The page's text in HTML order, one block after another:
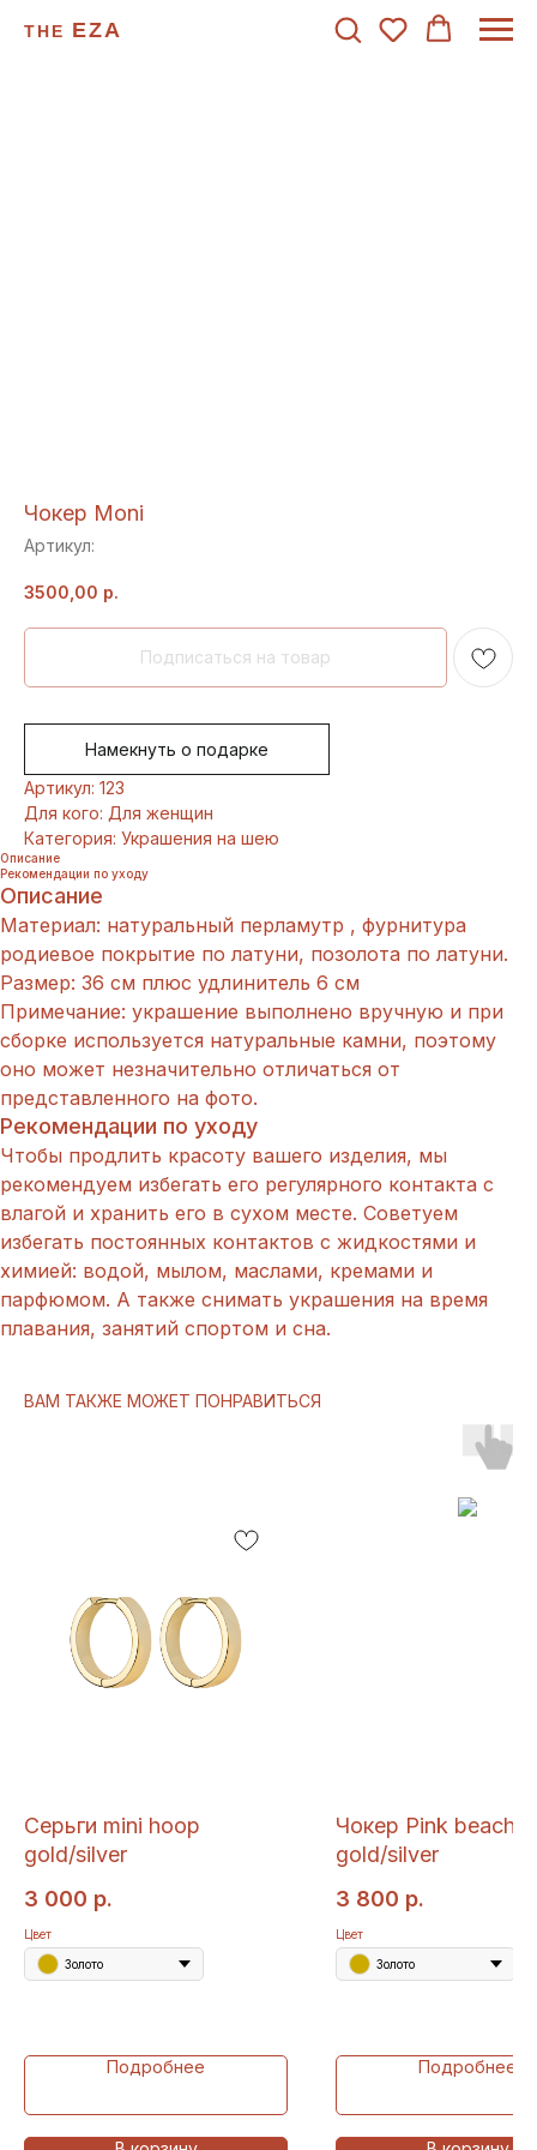
THE EZA
Чокер Moni
Артикул:
3500,00 р.
Намекнуть о подарке
Артикул: 123
Для кого: Для женщин
Категория: Украшения на шею
Описание
Рекомендации по уходу
Описание
Материал: натуральный перламутр , фурнитура
родиевое покрытие по латуни, позолота по латуни.
Размер: 36 см плюс удлинитель 6 см
Примечание: украшение выполнено вручную и при
сборке используется натуральные камни, поэтому
оно может незначительно отличаться от
представленного на фото.
Рекомендации по уходу
Чтобы продлить красоту вашего изделия, мы
рекомендуем избегать его регулярного контакта с
влагой и хранить его в сухом месте. Советуем
избегать постоянных контактов с жидкостями и
химией: водой, мылом, маслами, кремами и
парфюмом. А также снимать украшения на время
плавания, занятий спортом и сна.
ВАМ ТАКЖЕ МОЖЕТ ПОНРАВИТЬСЯ
Серьги mini hoop
gold/silver
3 000 р.
Цвет
Золото
Подробнее
Чокер Pink beach
gold/silver
3 800 р.
Цвет
Золото
Подробнее